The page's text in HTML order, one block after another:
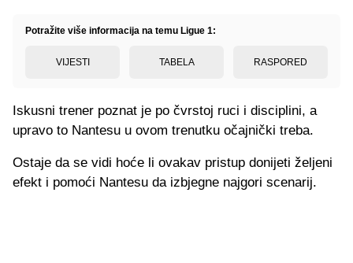
Potražite više informacija na temu Ligue 1:
VIJESTI TABELA RASPORED
Iskusni trener poznat je po čvrstoj ruci i disciplini, a
upravo to Nantesu u ovom trenutku očajnički treba.
Ostaje da se vidi hoće li ovakav pristup donijeti željeni
efekt i pomoći Nantesu da izbjegne najgori scenarij.